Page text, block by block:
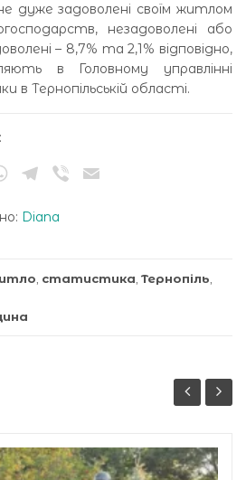
дуже задоволені своїм житлом
незадоволені або
– 8,7% та 2,1% відповідно,
в Головному управлінні
в Тернопільській області.
WhatsApp
Telegram
Viber
Diana
, статистика, Тернопіль,